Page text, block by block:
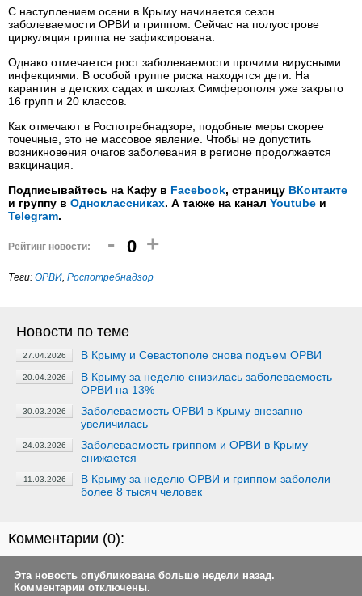
С наступлением осени в Крыму начинается сезон
заболеваемости ОРВИ и гриппом. Сейчас на полуострове
циркуляция гриппа не зафиксирована.
Однако отмечается рост заболеваемости прочими вирусными
инфекциями. В особой группе риска находятся дети. На
карантин в детских садах и школах Симферополя уже закрыто
16 групп и 20 классов.
Как отмечают в Роспотребнадзоре, подобные меры скорее
точечные, это не массовое явление. Чтобы не допустить
возникновения очагов заболевания в регионе продолжается
вакцинация.
Подписывайтесь на Кафу в Facebook, страницу ВКонтакте
и группу в Одноклассниках. А также на канал Youtube и
Telegram.
Рейтинг новости: - 0 +
Теги: ОРВИ, Роспотребнадзор
Новости по теме
27.04.2026 В Крыму и Севастополе снова подъем ОРВИ
20.04.2026
В Крыму за неделю снизилась заболеваемость
ОРВИ на 13%
30.03.2026
Заболеваемость ОРВИ в Крыму внезапно
увеличилась
24.03.2026
Заболеваемость гриппом и ОРВИ в Крыму
снижается
11.03.2026
В Крыму за неделю ОРВИ и гриппом заболели
более 8 тысяч человек
Комментарии (0):
Эта новость опубликована больше недели назад.
Комментарии отключены.